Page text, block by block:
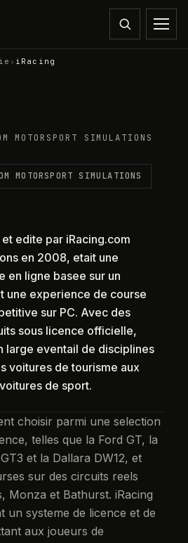
› iRacing
SIMULATIONS
MOTORSPORT SIMULATIONS
edite par iRacing.com
en 2008, etait une
en ligne basee sur un
une experience de course
sur PC. Avec des
sous licence officielle,
large eventail de disciplines
voitures de tourisme aux
de sport.
choisir parmi une selection
telles que la Ford GT, la
et la Dallara DW12, et
sur des circuits reels
Monza et Bathurst. iRacing
un systeme de licence et de
aux joueurs de